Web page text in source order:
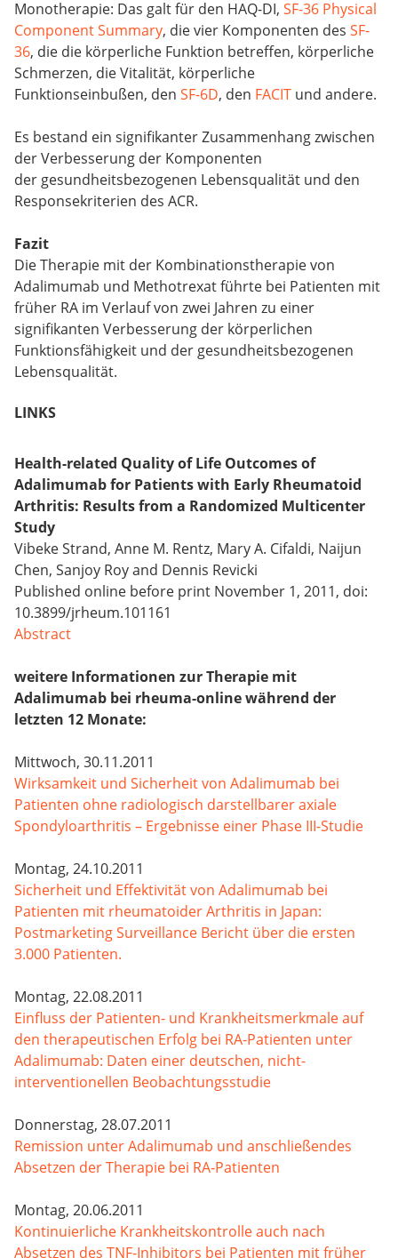
Monotherapie: Das galt für den HAQ-DI, SF-36 Physical
Component Summary, die vier Komponenten des SF-
36, die die körperliche Funktion betreffen, körperliche
Schmerzen, die Vitalität, körperliche
Funktionseinbußen, den SF-6D, den FACIT und andere.
Es bestand ein signifikanter Zusammenhang zwischen
der Verbesserung der Komponenten
der gesundheitsbezogenen Lebensqualität und den
Responsekriterien des ACR.
Fazit
Die Therapie mit der Kombinationstherapie von
Adalimumab und Methotrexat führte bei Patienten mit
früher RA im Verlauf von zwei Jahren zu einer
signifikanten Verbesserung der körperlichen
Funktionsfähigkeit und der gesundheitsbezogenen
Lebensqualität.
LINKS
Health-related Quality of Life Outcomes of
Adalimumab for Patients with Early Rheumatoid
Arthritis: Results from a Randomized Multicenter
Study
Vibeke Strand, Anne M. Rentz, Mary A. Cifaldi, Naijun
Chen, Sanjoy Roy and Dennis Revicki
Published online before print November 1, 2011, doi:
10.3899/jrheum.101161
Abstract
weitere Informationen zur Therapie mit
Adalimumab bei rheuma-online während der
letzten 12 Monate:
Mittwoch, 30.11.2011
Wirksamkeit und Sicherheit von Adalimumab bei
Patienten ohne radiologisch darstellbarer axiale
Spondyloarthritis – Ergebnisse einer Phase III-Studie
Montag, 24.10.2011
Sicherheit und Effektivität von Adalimumab bei
Patienten mit rheumatoider Arthritis in Japan:
Postmarketing Surveillance Bericht über die ersten
3.000 Patienten.
Montag, 22.08.2011
Einfluss der Patienten- und Krankheitsmerkmale auf
den therapeutischen Erfolg bei RA-Patienten unter
Adalimumab: Daten einer deutschen, nicht-
interventionellen Beobachtungsstudie
Donnerstag, 28.07.2011
Remission unter Adalimumab und anschließendes
Absetzen der Therapie bei RA-Patienten
Montag, 20.06.2011
Kontinuierliche Krankheitskontrolle auch nach
Absetzen des TNF-Inhibitors bei Patienten mit früher